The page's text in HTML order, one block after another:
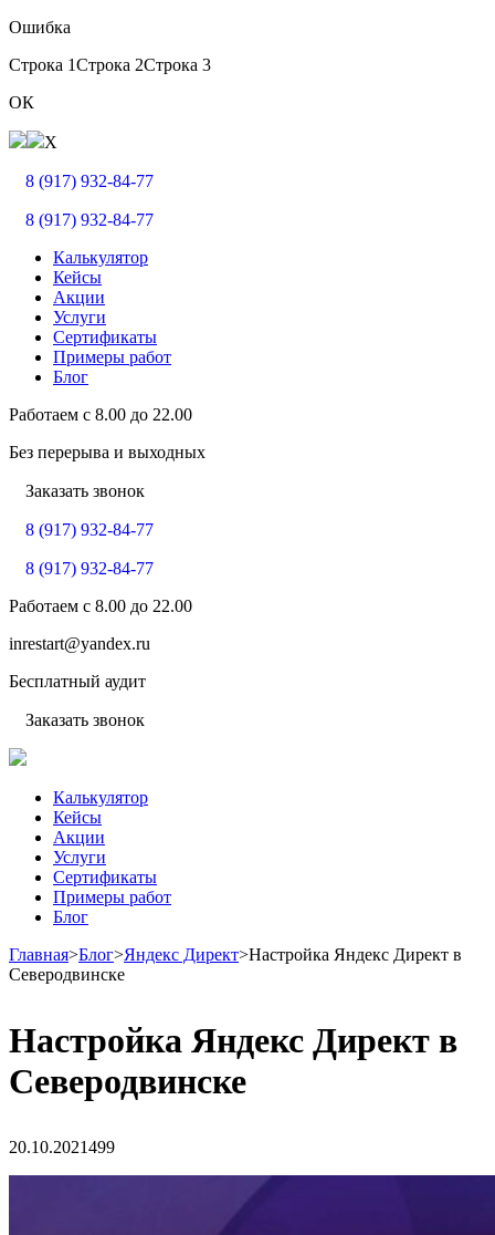
Ошибка
Строка 1Строка 2Строка 3
ОК
X
8 (917) 932-84-77
8 (917) 932-84-77
Калькулятор
Кейсы
Акции
Услуги
Сертификаты
Примеры работ
Блог
Работаем с 8.00 до 22.00
Без перерыва и выходных
Заказать звонок
8 (917) 932-84-77
8 (917) 932-84-77
Работаем с 8.00 до 22.00
inrestart@yandex.ru
Бесплатный аудит
Заказать звонок
Калькулятор
Кейсы
Акции
Услуги
Сертификаты
Примеры работ
Блог
Главная>Блог>Яндекс Директ>Настройка Яндекс Директ в
Северодвинске
Настройка Яндекс Директ в
Северодвинске
20.10.2021499